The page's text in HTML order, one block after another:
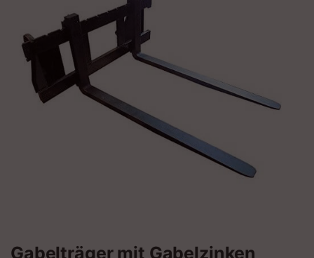
Gabelträger mit Gabelzinken